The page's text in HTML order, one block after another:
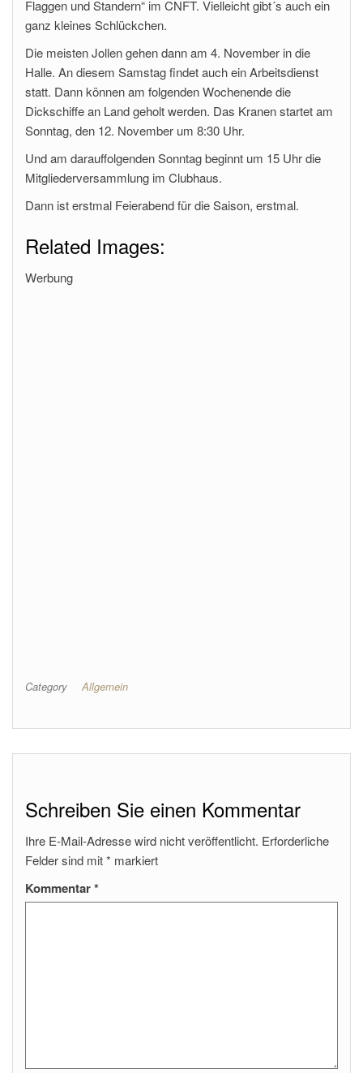
Flaggen und Standern“ im CNFT. Vielleicht gibt´s auch ein
ganz kleines Schlückchen.
Die meisten Jollen gehen dann am 4. November in die
Halle. An diesem Samstag findet auch ein Arbeitsdienst
statt. Dann können am folgenden Wochenende die
Dickschiffe an Land geholt werden. Das Kranen startet am
Sonntag, den 12. November um 8:30 Uhr.
Und am darauffolgenden Sonntag beginnt um 15 Uhr die
Mitgliederversammlung im Clubhaus.
Dann ist erstmal Feierabend für die Saison, erstmal.
Related Images:
Werbung
Category Allgemein
Schreiben Sie einen Kommentar
Ihre E-Mail-Adresse wird nicht veröffentlicht. Erforderliche
Felder sind mit* markiert
Kommentar*